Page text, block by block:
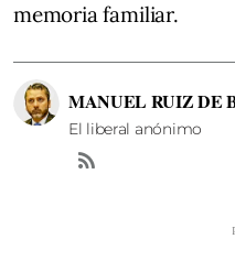
memoria familiar.
MANUEL RUIZ DE
El liberal anónimo